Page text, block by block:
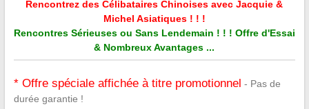
Rencontrez des Célibataires Chinoises avec Jacquie &
Michel Asiatiques ! ! !
Rencontres Sérieuses ou Sans Lendemain ! ! ! Offre d'Essai
& Nombreux Avantages ...
* Offre spéciale affichée à titre promotionnel - Pas de
durée garantie !